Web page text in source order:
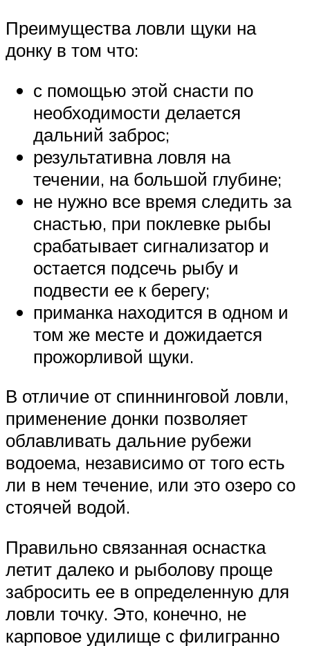
Преимущества ловли щуки на
донку в том что:
с помощью этой снасти по
необходимости делается
дальний заброс;
результативна ловля на
течении, на большой глубине;
не нужно все время следить за
снастью, при поклевке рыбы
срабатывает сигнализатор и
остается подсечь рыбу и
подвести ее к берегу;
приманка находится в одном и
том же месте и дожидается
прожорливой щуки.
В отличие от спиннинговой ловли,
применение донки позволяет
облавливать дальние рубежи
водоема, независимо от того есть
ли в нем течение, или это озеро со
стоячей водой.
Правильно связанная оснастка
летит далеко и рыболову проще
забросить ее в определенную для
ловли точку. Это, конечно, не
карповое удилище с филигранно